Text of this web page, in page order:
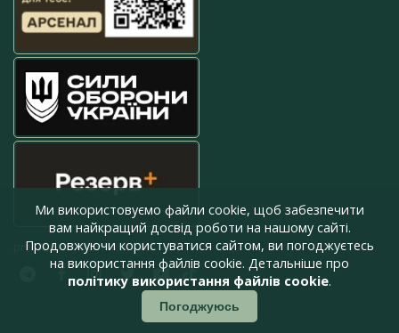
press@armyinform.com.ua
Ми використовуємо файли cookie, щоб забезпечити
вам найкращий досвід роботи на нашому сайті.
Продовжуючи користуватися сайтом, ви погоджуєтесь
на використання файлів cookie. Детальніше про
політику використання файлів cookie.
Погоджуюсь